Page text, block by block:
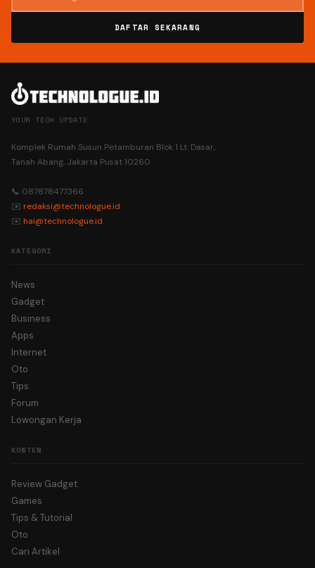
DAFTAR SEKARANG
YOUR TECH UPDATE
Komplek Rumah Susun Petamburan Blok 1 Lt. Dasar,
Tanah Abang, Jakarta Pusat 10260
📞 087878477366
✉️ redaksi@technologue.id
✉️ hai@technologue.id
KATEGORI
News
Gadget
Business
Apps
Internet
Oto
Tips
Forum
Lowongan Kerja
KONTEN
Review Gadget
Games
Tips & Tutorial
Oto
Cari Artikel